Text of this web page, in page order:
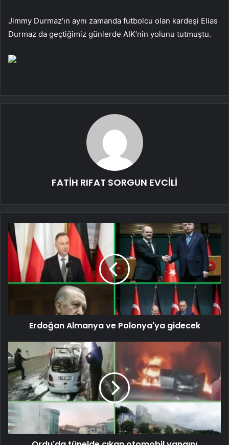
Jimmy Durmaz’ın aynı zamanda futbolcu olan kardeşi Elias
Durmaz da geçtiğimiz günlerde AIK’nin yolunu tutmuştu.
FATİH RIFAT SORGUN EVCİLİ
Erdoğan Almanya ve Polonya'ya gidecek